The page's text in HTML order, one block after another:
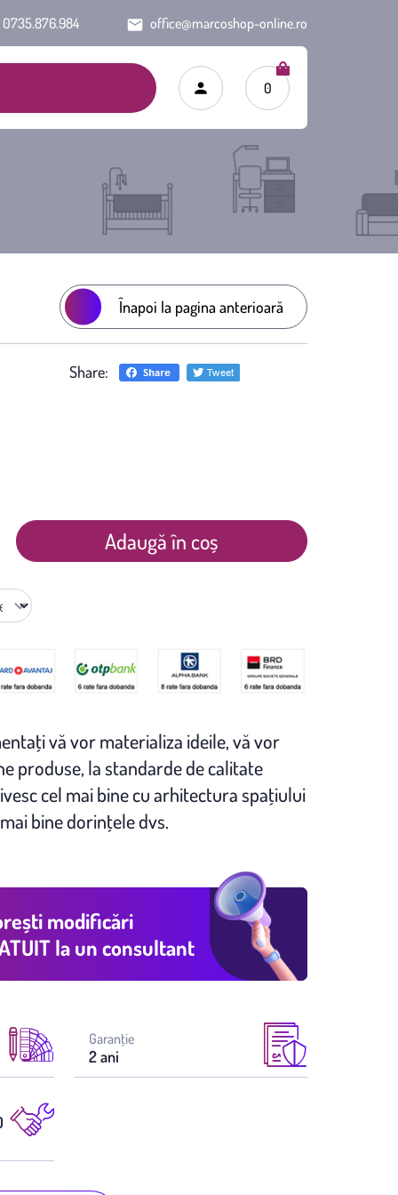
0735.876.984 office@marcoshop-online.ro
0
Înapoi la pagina anterioară
Share:
Adaugă în coș
vă vor materializa ideile, vă vor
produse, la standarde de calitate
cel mai bine cu arhitectura spaţiului
bine dorinţele dvs.
modificări
la un consultant
Garanţie
2 ani